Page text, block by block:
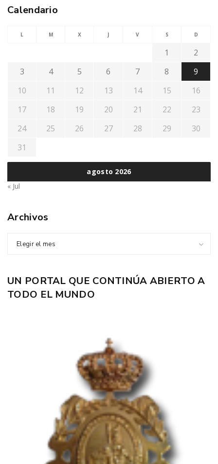
Calendario
agosto 2026
L M X J V S D
1
2
3
4 5 6 7 8
9
10
11 12 13 14 15
16
17
18 19 20 21 22
23
24
25 26 27 28 29
30
31
« Jul
Archivos
Elegir el mes
UN PORTAL QUE CONTINÚA ABIERTO A
TODO EL MUNDO